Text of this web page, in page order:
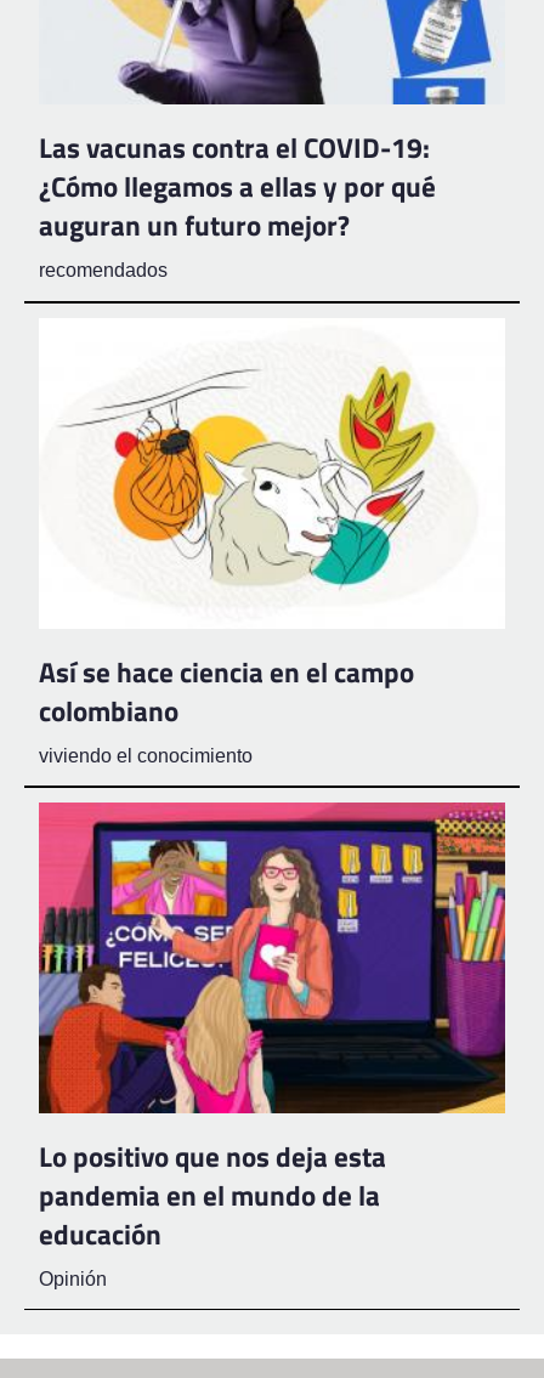
Las vacunas contra el COVID-19:
¿Cómo llegamos a ellas y por qué
auguran un futuro mejor?
recomendados
Así se hace ciencia en el campo
colombiano
viviendo el conocimiento
Lo positivo que nos deja esta
pandemia en el mundo de la
educación
Opinión